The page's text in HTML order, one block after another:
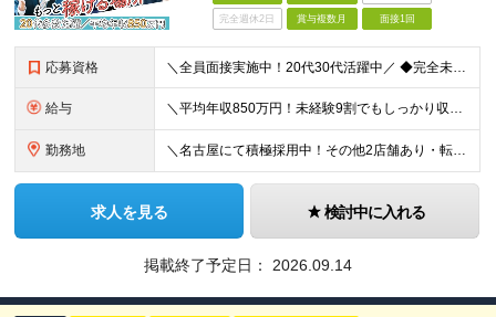
完全週休2日 賞与複数月 面接1回
応募資格 ＼全員面接実施中！20代30代活躍中／ ◆完全未経験歓迎 ◆学歴不問 経歴や学歴は一切不問！「やってみたい！」という意欲をお持ちの方を歓迎しています！ ＜こんな方をお待ちしております！＞ ◎今の労
給与 ＼平均年収850万円！未経験9割でもしっかり収入UP！／ 【平均月収35万円＋高還元賞与あり】 月給27万円～35万円＋賞与年3回＋各種インセンティブ ※固定残業代（月42時間分・6万5000円
勤務地 ＼名古屋にて積極採用中！その他2店舗あり・転勤なし◎／ 雇用元は当社となりますが、 株式会社アップテンポにて勤務いただきます！ ★各店舗、当社の社員が10名ほど活躍しています◎ ＜名古屋支店＞ 愛
求人を見る 検討中に入れる
掲載終了予定日： 2026.09.14